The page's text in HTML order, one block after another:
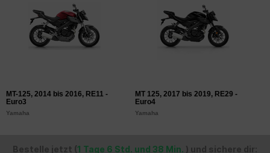
MT-125, 2014 bis 2016, RE11 -
Euro3
Yamaha
MT 125, 2017 bis 2019, RE29 -
Euro4
Yamaha
Bestelle jetzt (1 Tage 6 Std. und 38 Min. ) und sichere dir: